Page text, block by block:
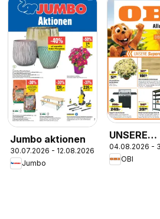
Jumbo aktionen
30.07.2026 - 12.08.2026
Jumbo
UNSERE
04.08.2026 -
OBI